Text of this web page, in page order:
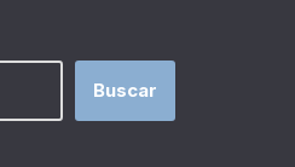
Buscar